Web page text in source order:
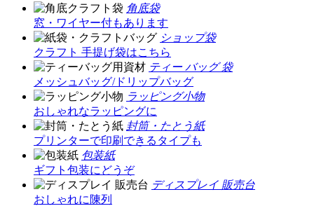
角底袋
窓・ワイヤー付もあります
ショップ袋
クラフト 手提げ袋はこちら
ティー バッグ 袋
メッシュバッグ/ドリップバッグ
ラッピング小物
おしゃれなラッピングに
封筒・たとう紙
プリンターで印刷できるタイプも
包装紙
ギフト包装にどうぞ
ディスプレイ 販売台
おしゃれに陳列